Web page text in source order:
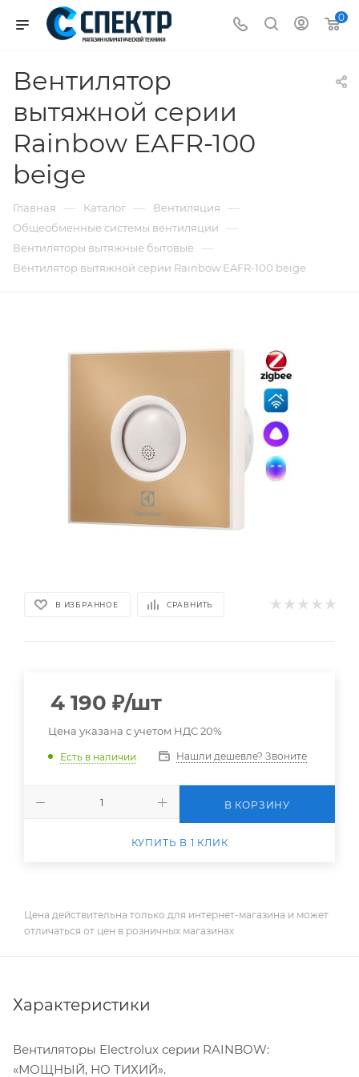
0
Вентилятор
вытяжной серии
Rainbow EAFR-100
beige
Главная — Каталог — Вентиляция —
Общеобменные системы вентиляции —
Вентиляторы вытяжные бытовые —
Вентилятор вытяжной серии Rainbow EAFR-100 beige
В ИЗБРАННОЕ СРАВНИТЬ
4 190 ₽/шт
Цена указана с учетом НДС 20%
Есть в наличии Нашли дешевле? Звоните
В КОРЗИНУ
КУПИТЬ В 1 КЛИК
Цена действительна только для интернет-магазина и может
отличаться от цен в розничных магазинах
Характеристики
Вентиляторы Electrolux серии RAINBOW:
«МОЩНЫЙ, НО ТИХИЙ».